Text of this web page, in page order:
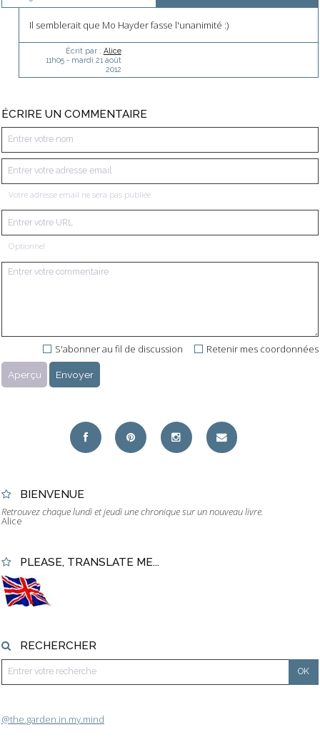
Il semblerait que Mo Hayder fasse l'unanimité :)
Écrit par : Alice
11h05- mardi 21 août
2012
ÉCRIRE UN COMMENTAIRE
Votre adresse email ne sera pas publiée
Optionnel
Retenir mes coordonnées
S'abonner au fil de discussion
BIENVENUE
Retrouvez chaque lundi et jeudi une chronique sur un nouveau livre.
Alice
PLEASE, TRANSLATE ME...
RECHERCHER
@the.garden.in.my.mind